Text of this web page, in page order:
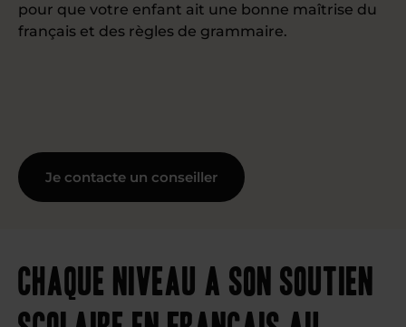
pour que votre enfant ait une bonne maîtrise du
français et des règles de grammaire.
Je contacte un conseiller
Chaque niveau a son soutien